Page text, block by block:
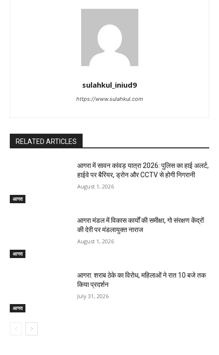
sulahkul_iniud9
https://www.sulahkul.com
RELATED ARTICLES
आगरा
आगरा में सावन कांवड़ यात्रा 2026: पुलिस का हाई अलर्ट,
हाईवे पर बैरियर, ड्रोन और CCTV से होगी निगरानी
August 1, 2026
आगरा
आगरा मंडल में विकास कार्यों की समीक्षा, गो संरक्षण केंद्रों
की देरी पर मंडलायुक्त नाराज
August 1, 2026
आगरा
आगरा: शराब ठेके का विरोध, महिलाओं ने रात 10 बजे तक
किया प्रदर्शन
July 31, 2026